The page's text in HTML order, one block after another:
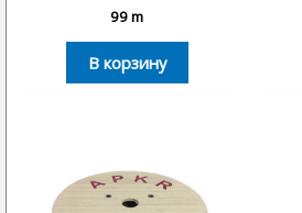
99m
В корзину